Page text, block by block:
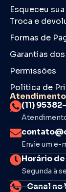
Esqueceu
Troca e
Formas de
Garantias
Permissões
Política de
Atendimento
(11)
Envie um e-
Horário
Segunda à
Canal no